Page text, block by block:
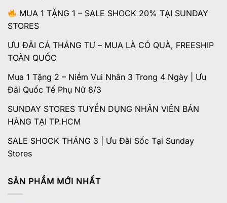
MUA 1 TẶNG 1 – SALE SHOCK 20% TẠI SUNDAY
STORES
ƯU ĐÃI CÁ THÁNG TƯ – MUA LÀ CÓ QUÀ, FREESHIP
TOÀN QUỐC
Mua 1 Tặng 2 – Niềm Vui Nhân 3 Trong 4 Ngày | Ưu
Đãi Quốc Tế Phụ Nữ 8/3
SUNDAY STORES TUYỂN DỤNG NHÂN VIÊN BÁN
HÀNG TẠI TP.HCM
SALE SHOCK THÁNG 3 | Ưu Đãi Sốc Tại Sunday
Stores
SẢN PHẨM MỚI NHẤT